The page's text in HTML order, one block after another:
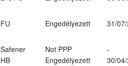
FU Engedélyezett 31/
Safener Not PPP
-
HB Engedélyezett
30/